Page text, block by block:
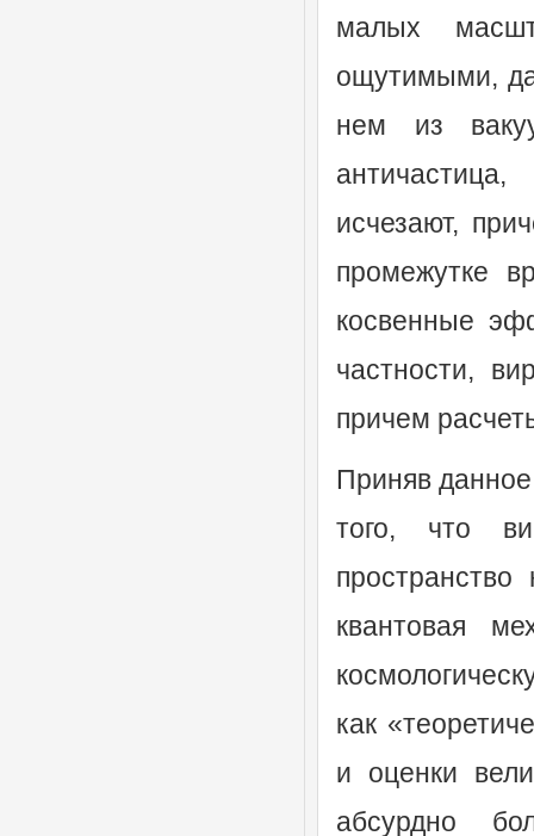
малых
ощутимыми,
нем из
исчезают,
промежутке
косвенные
частности,
причем
Приняв
того, что
квантовая
как
и оценки
абсурдно